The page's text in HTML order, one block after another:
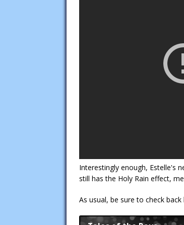
Interestingly enough, Estelle's
still has the Holy Rain effect,
As usual, be sure to check